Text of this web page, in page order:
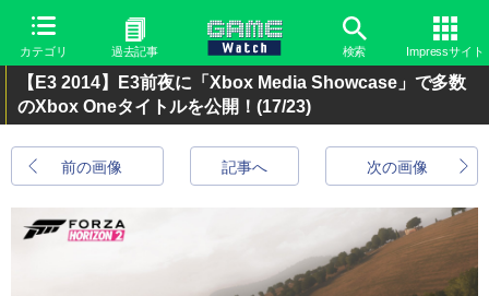
カテゴリ 過去記事 検索 Impressサイト
【E3 2014】E3前夜に「Xbox Media Showcase」で多数
のXbox Oneタイトルを公開！ (17/23)
前の画像 次の画像
記事へ